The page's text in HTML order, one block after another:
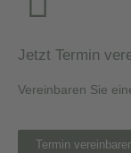
Jetzt Termin
Vereinbaren Sie
Termin